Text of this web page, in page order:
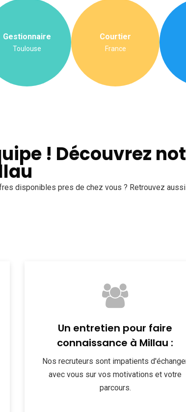
Gestionnaire
Toulouse
Courtier
France
! Découvrez
disponibles pres de chez vous ? Retrouvez
Un entretien pour faire
connaissance à Millau :
Nos recruteurs sont impatients
avec vous sur vos motivations et votre
parcours.